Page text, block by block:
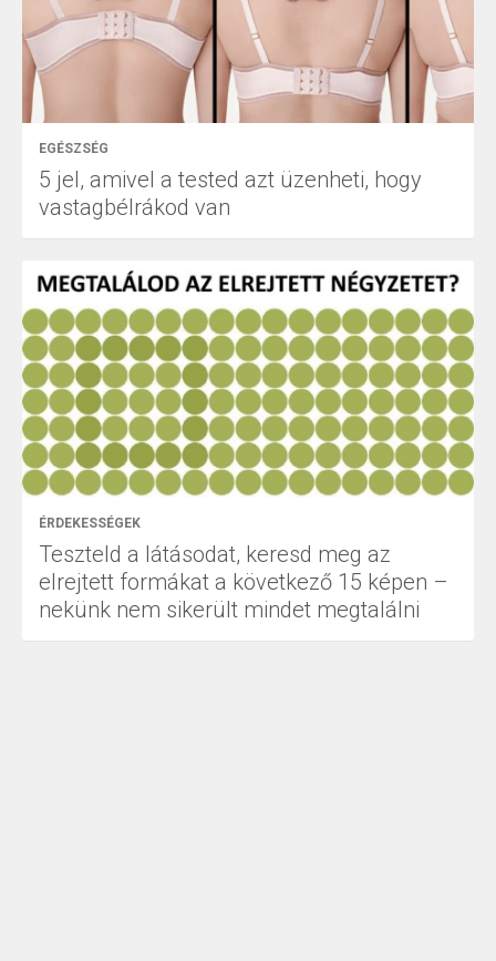
EGÉSZSÉG
5 jel, amivel a tested azt üzenheti, hogy
vastagbélrákod van
ÉRDEKESSÉGEK
Teszteld a látásodat, keresd meg az
elrejtett formákat a következő 15 képen –
nekünk nem sikerült mindet megtalálni